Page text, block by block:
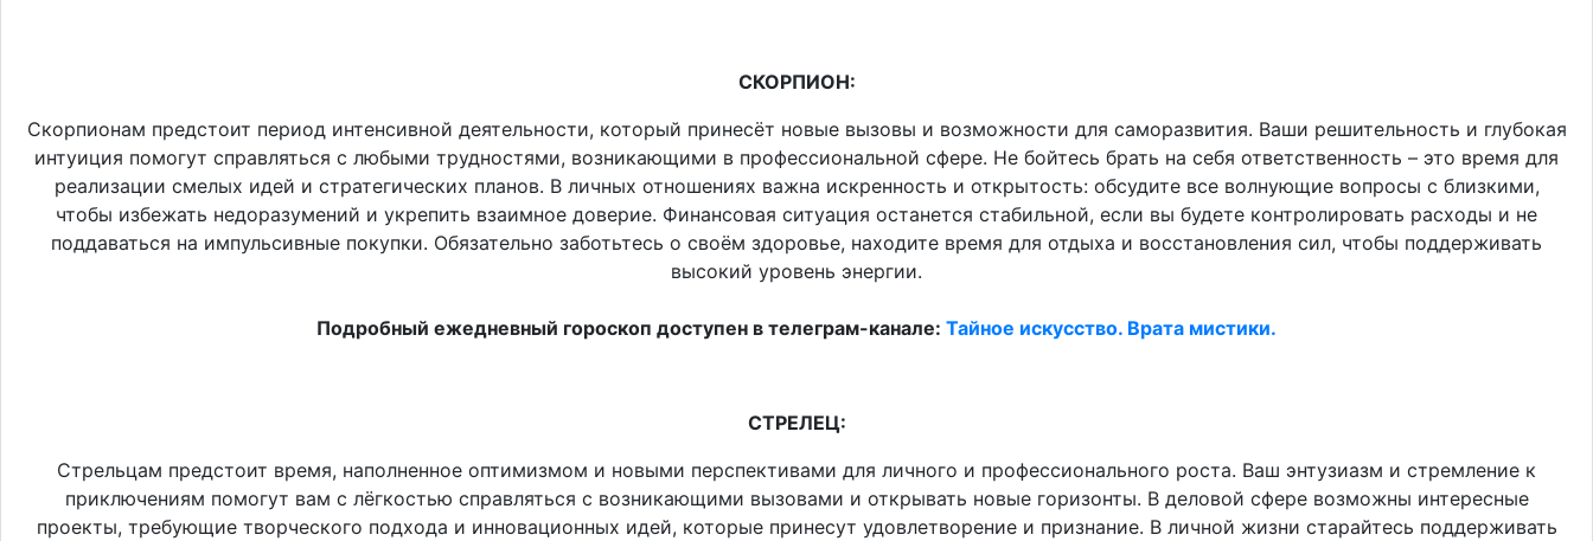
СКОРПИОН:
Скорпионам предстоит период интенсивной деятельности, который принесёт новые вызовы и возможности для саморазвития. Ваши решительность и глубокая
интуиция помогут справляться с любыми трудностями, возникающими в профессиональной сфере. Не бойтесь брать на себя ответственность – это время для
реализации смелых идей и стратегических планов. В личных отношениях важна искренность и открытость: обсудите все волнующие вопросы с близкими,
чтобы избежать недоразумений и укрепить взаимное доверие. Финансовая ситуация останется стабильной, если вы будете контролировать расходы и не
поддаваться на импульсивные покупки. Обязательно заботьтесь о своём здоровье, находите время для отдыха и восстановления сил, чтобы поддерживать
высокий уровень энергии.
Подробный ежедневный гороскоп доступен в телеграм-канале: Тайное искусство. Врата мистики.
СТРЕЛЕЦ:
Стрельцам предстоит время, наполненное оптимизмом и новыми перспективами для личного и профессионального роста. Ваш энтузиазм и стремление к
приключениям помогут вам с лёгкостью справляться с возникающими вызовами и открывать новые горизонты. В деловой сфере возможны интересные
проекты, требующие творческого подхода и инновационных идей, которые принесут удовлетворение и признание. В личной жизни старайтесь поддерживать